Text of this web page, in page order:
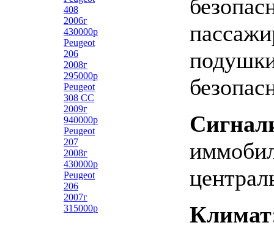
408
2006г
430000р
Peugeot
206
2008г
295000р
Peugeot
308 СС
2009г
940000р
Peugeot
207
2008г
430000р
Peugeot
206
2007г
315000р
Климат